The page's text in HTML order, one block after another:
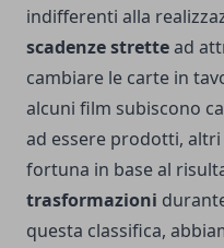
indifferenti alla
scadenze strettead
cambiare le carte in
alcuni film subiscono
ad essere prodotti,
fortuna in base al
trasformazioni
questa classifica,